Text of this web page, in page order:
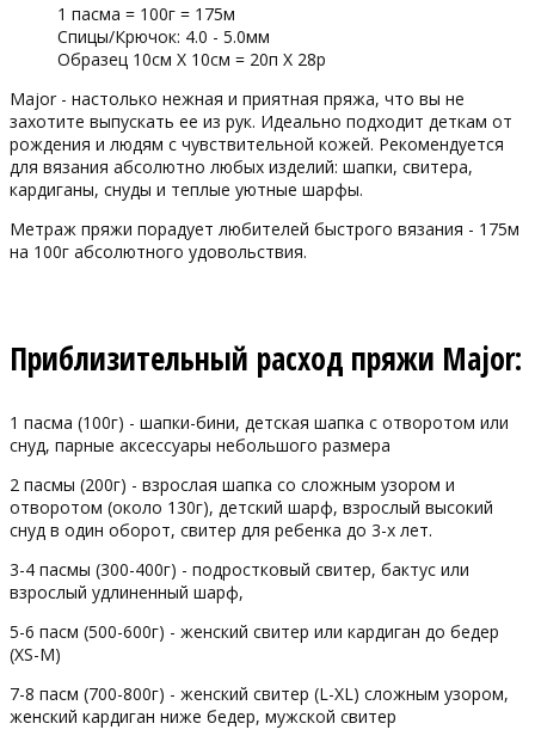
1 пасма = 100г = 175м
Спицы/Крючок: 4.0 - 5.0мм
Образец 10см Х 10см = 20п Х 28р
Major - настолько нежная и приятная пряжа, что вы не
захотите выпускать ее из рук. Идеально подходит деткам от
рождения и людям с чувствительной кожей. Рекомендуется
для вязания абсолютно любых изделий: шапки, свитера,
кардиганы, снуды и теплые уютные шарфы.
Метраж пряжи порадует любителей быстрого вязания - 175м
на 100г абсолютного удовольствия.
Приблизительный расход пряжи Major:
1 пасма (100г) - шапки-бини, детская шапка с отворотом или
снуд, парные аксессуары небольшого размера
2 пасмы (200г) - взрослая шапка со сложным узором и
отворотом (около 130г), детский шарф, взрослый высокий
снуд в один оборот, свитер для ребенка до 3-х лет.
3-4 пасмы (300-400г) - подростковый свитер, бактус или
взрослый удлиненный шарф,
5-6 пасм (500-600г) - женский свитер или кардиган до бедер
(XS-M)
7-8 пасм (700-800г) - женский свитер (L-XL) сложным узором,
женский кардиган ниже бедер, мужской свитер